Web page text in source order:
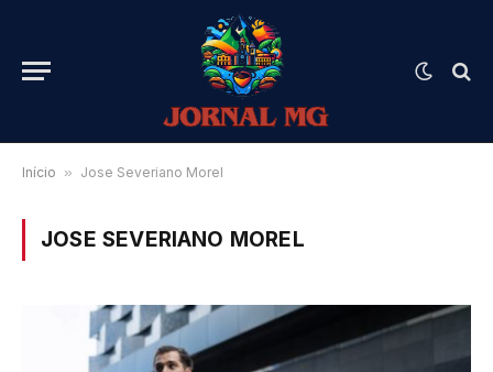
Início » Jose Severiano Morel
JOSE SEVERIANO MOREL